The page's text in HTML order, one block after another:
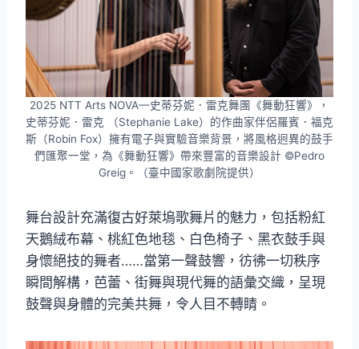
2025 NTT Arts NOVA—史蒂芬妮．雷克舞團《舞動狂響》，
史蒂芬妮．雷克 （Stephanie Lake）的作曲家伴侶羅賓．福克
斯（Robin Fox）擁有電子與實驗音樂背景，將風格迥異的鼓手
們匯聚一堂，為《舞動狂響》帶來豐富的音樂設計 ©Pedro
Greig。（臺中國家歌劇院提供）
舞台設計充滿復古好萊塢歌舞片的魅力，包括粉紅
天鵝絨布幕、桃紅色地毯、白色椅子、黑衣鼓手與
身懷絕技的舞者……當第一聲鼓響，彷彿一切秩序
瞬間解構，芭蕾、街舞與現代舞的語彙交織，呈現
鼓聲與身體的完美共舞，令人目不轉睛。